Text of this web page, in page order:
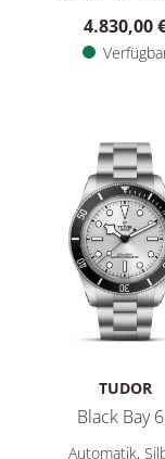
4.830,00
TUDOR
Black Bay
TUDOR Black
Automatik,